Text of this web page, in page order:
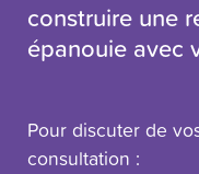
construire une
épanouie avec
Pour discuter de
consultation :